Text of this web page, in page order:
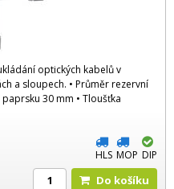
optických kabelů v
a sloupech. • Průměr rezervní
30 mm • Tloušťka
HLS MOP DIP
Do košíku